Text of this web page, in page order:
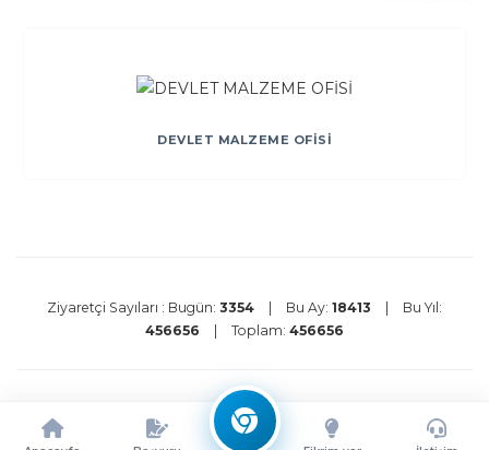
DEVLET MALZEME OFİSİ
Ziyaretçi Sayıları : Bugün: 3354 Bu Ay: 18413
Bu Yıl:
456656
Toplam: 456656
Gizlilik Politikası
2026 Ata Teknokent Tüm Hakları Saklıdır.